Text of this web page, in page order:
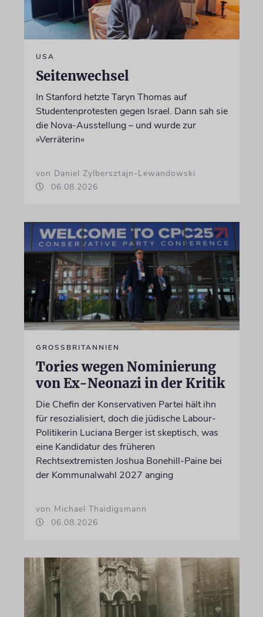
USA
Seitenwechsel
In Stanford hetzte Taryn Thomas auf
Studentenprotesten gegen Israel. Dann sah sie
die Nova-Ausstellung – und wurde zur
»Verräterin«
von Daniel Zylbersztajn-Lewandowski
06.08.2026
GROSSBRITANNIEN
Tories wegen Nominierung
von Ex-Neonazi in der Kritik
Die Chefin der Konservativen Partei hält ihn
für resozialisiert, doch die jüdische Labour-
Politikerin Luciana Berger ist skeptisch, was
eine Kandidatur des früheren
Rechtsextremisten Joshua Bonehill-Paine bei
der Kommunalwahl 2027 anging
von Michael Thaidigsmann
06.08.2026